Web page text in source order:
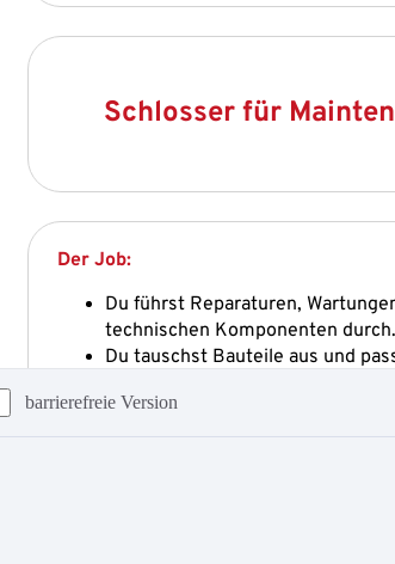
barrierefreie Version